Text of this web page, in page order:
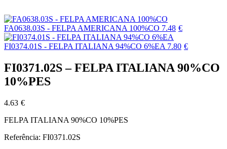
FA0638.03S - FELPA AMERICANA 100%CO 7.48 €
FI0374.01S - FELPA ITALIANA 94%CO 6%EA 7.80 €
FI0371.02S – FELPA ITALIANA 90%CO
10%PES
4.63 €
FELPA ITALIANA 90%CO 10%PES
Referência: FI0371.02S